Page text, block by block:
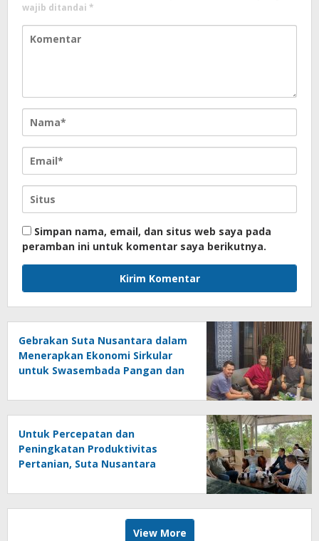
wajib ditandai *
Simpan nama, email, dan situs web saya pada
peramban ini untuk komentar saya berikutnya.
Gebrakan Suta Nusantara dalam
Menerapkan Ekonomi Sirkular
untuk Swasembada Pangan dan
Untuk Percepatan dan
Peningkatan Produktivitas
Pertanian, Suta Nusantara
Biotek
View More